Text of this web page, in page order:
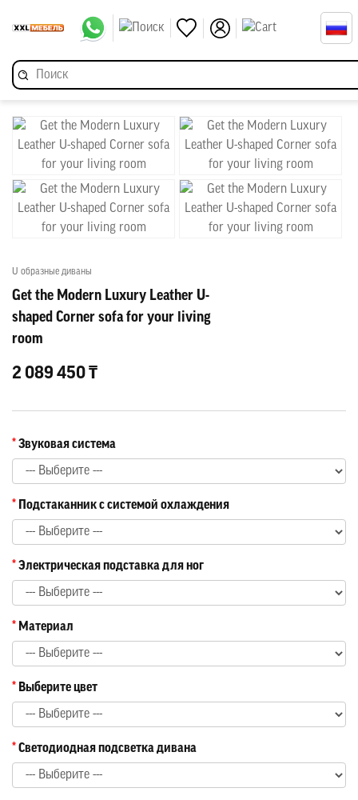
U образные диваны
Get the Modern Luxury Leather U-
shaped Corner sofa for your living
room
2 089 450 ₸
Звуковая система
Подстаканник с системой охлаждения
Электрическая подставка для ног
Материал
Выберите цвет
Светодиодная подсветка дивана